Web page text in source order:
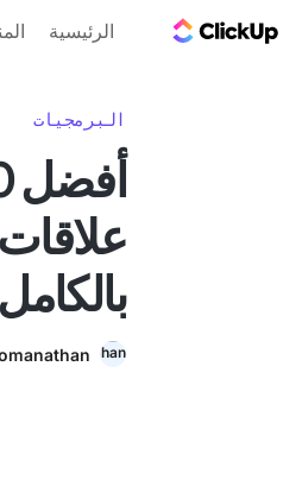
الرئيسية
البرمجيات
بالكامل